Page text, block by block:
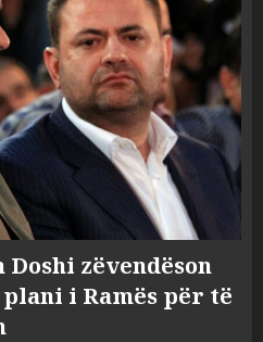
Doshi zëvendëson
i Ramës për të